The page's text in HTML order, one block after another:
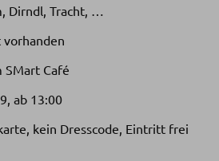
Dirndl, Tracht, …
SMart Café
ab 13:00
kein Dresscode, Eintritt frei